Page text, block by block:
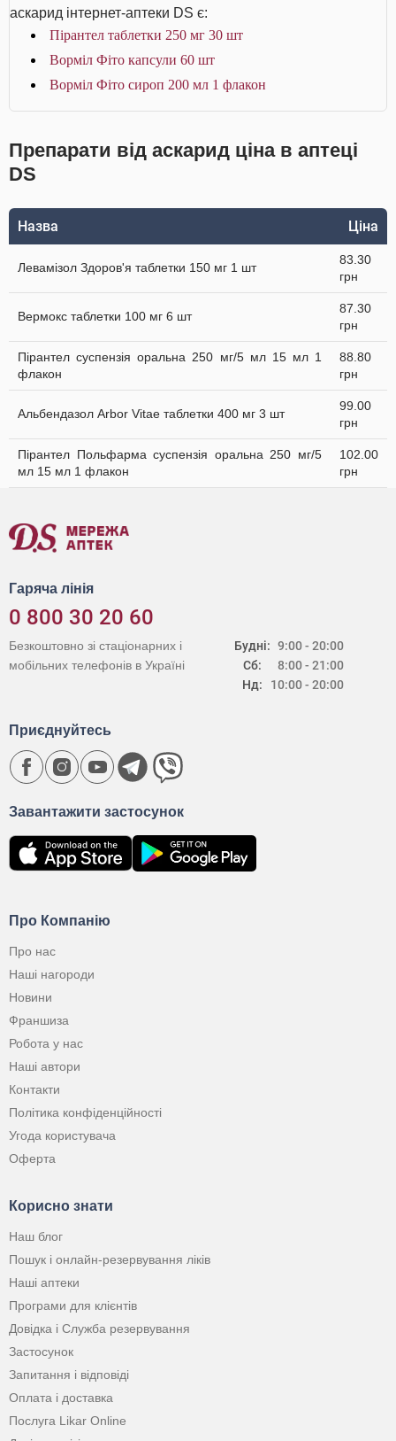
аскарид інтернет-аптеки DS є:
Пірантел таблетки 250 мг 30 шт
Ворміл Фіто капсули 60 шт
Ворміл Фіто сироп 200 мл 1 флакон
Препарати від аскарид ціна в аптеці
DS
Назва Ціна
Левамізол Здоров'я таблетки 150 мг 1 шт
83.30
грн
Вермокс таблетки 100 мг 6 шт
87.30
грн
Пірантел суспензія оральна 250 мг/5 мл 15 мл 1
флакон
88.80
грн
Альбендазол Arbor Vitae таблетки 400 мг 3 шт
99.00
грн
Пірантел Польфарма суспензія оральна 250 мг/5
мл 15 мл 1 флакон
102.00
грн
Гаряча лінія
0 800 30 20 60
Будні:
Сб:
Нд:
9:00 - 20:00
8:00 - 21:00
10:00 - 20:00
Безкоштовно зі стаціонарних і
мобільних телефонів в Україні
Про Компанію
Про нас
Наші нагороди
Новини
Франшиза
Робота у нас
Наші автори
Контакти
Політика конфіденційності
Угода користувача
Оферта
Корисно знати
Наш блог
Пошук і онлайн-резервування ліків
Наші аптеки
Програми для клієнтів
Довідка і Служба резервування
Застосунок
Запитання і відповіді
Оплата і доставка
Послуга Likar Online
Завантажити застосунок
Приєднуйтесь